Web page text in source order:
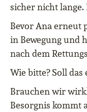
sicher nicht
Bevor Ana erneut
in Bewegung und
nach dem
Wie bitte? Soll das
Brauchen wir
Besorgnis kommt